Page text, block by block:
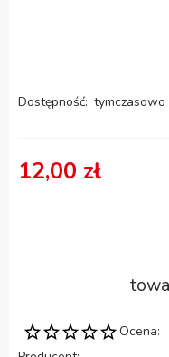
Dostępność:
12,00 zł
Ocena: